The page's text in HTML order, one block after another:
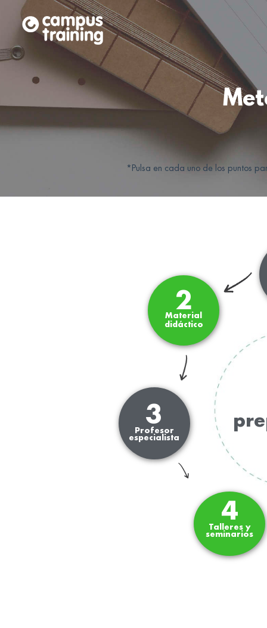
3
Profesor
especialista
2
Material
didáctico
*Pulsa en cada uno de los puntos
4
Talleres y
seminarios